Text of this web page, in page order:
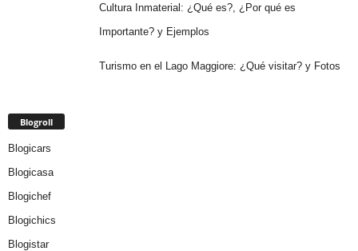
Cultura Inmaterial: ¿Qué es?, ¿Por qué es
Importante? y Ejemplos
Turismo en el Lago Maggiore: ¿Qué visitar? y Fotos
Blogroll
Blogicars
Blogicasa
Blogichef
Blogichics
Blogistar